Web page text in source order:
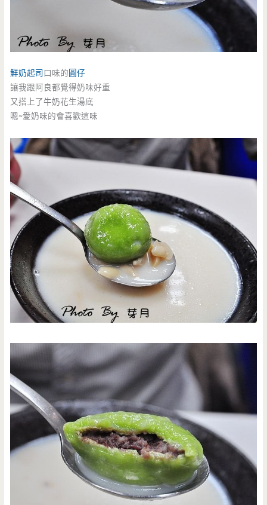
鮮奶起司口味的圓仔
讓我跟阿良都覺得奶味好重
又搭上了牛奶花生湯底
嗯~愛奶味的會喜歡這味